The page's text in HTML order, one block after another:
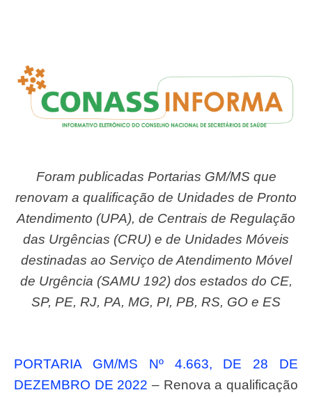
Foram publicadas Portarias GM/MS que
renovam a qualificação de Unidades de Pronto
Atendimento (UPA), de Centrais de Regulação
das Urgências (CRU) e de Unidades Móveis
destinadas ao Serviço de Atendimento Móvel
de Urgência (SAMU 192) dos estados do CE,
SP, PE, RJ, PA, MG, PI, PB, RS, GO e ES
PORTARIA GM/MS Nº 4.663, DE 28 DE
DEZEMBRO DE 2022 – Renova a qualificação